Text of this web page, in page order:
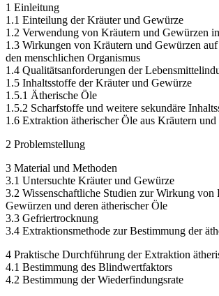
1 Einleitung
1.1 Einteilung der Kräuter und Gewürze
1.2 Verwendung von Kräutern und Gewürzen
1.3 Wirkungen von Kräutern und Gewürzen
den menschlichen Organismus
1.4 Qualitätsanforderungen der
1.5 Inhaltsstoffe der Kräuter und Gewürze
1.5.1 Ätherische Öle
1.5.2 Scharfstoffe und weitere sekundäre
1.6 Extraktion ätherischer Öle aus Kräutern
2 Problemstellung
3 Material und Methoden
3.1 Untersuchte Kräuter und Gewürze
3.2 Wissenschaftliche Studien zur Wirkung von
Gewürzen und deren ätherischer Öle
3.3 Gefriertrocknung
3.4 Extraktionsmethode zur Bestimmung der
4 Praktische Durchführung der Extraktion
4.1 Bestimmung des Blindwertfaktors
4.2 Bestimmung der Wiederfindungsrate